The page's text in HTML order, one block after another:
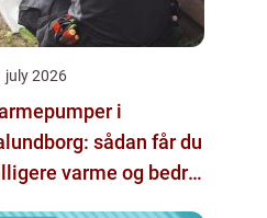
july 2026
i
sådan får du
varme og bedre